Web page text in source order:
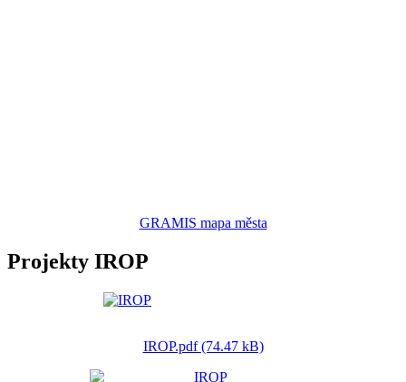
GRAMIS mapa města
Projekty IROP
IROP.pdf (74.47 kB)